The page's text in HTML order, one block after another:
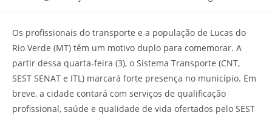
Os profissionais do transporte e a população de Lucas do
Rio Verde (MT) têm um motivo duplo para comemorar. A
partir dessa quarta-feira (3), o Sistema Transporte (CNT,
SEST SENAT e ITL) marcará forte presença no município. Em
breve, a cidade contará com serviços de qualificação
profissional, saúde e qualidade de vida ofertados pelo SEST